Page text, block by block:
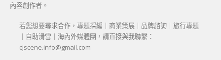
內容創作者。
若您想要尋求合作，專題採編｜商業策展｜品牌諮詢｜旅行專題
｜自助滑雪｜海內外媒體團，請直接與我聯繫：
cjscene.info@gmail.com